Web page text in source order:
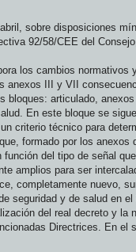
sobre disposiciones
92/58/CEE del
los cambios
anexos III y VII
bloques: articulado,
En este bloque se
criterio técnico para
formado por los
del tipo de señal
amplios para ser
completamente nuevo,
seguridad y de salud en
del real decreto y
Directrices. En